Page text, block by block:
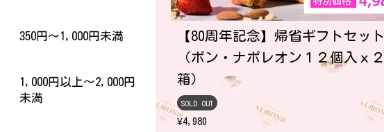
350円～1,000円未満
1,000円以上～2,000円
未満
【80周年記念】帰省ギフトセット
（ボン・ナポレオン１２個入ｘ２
箱）
SOLD OUT
¥4,980